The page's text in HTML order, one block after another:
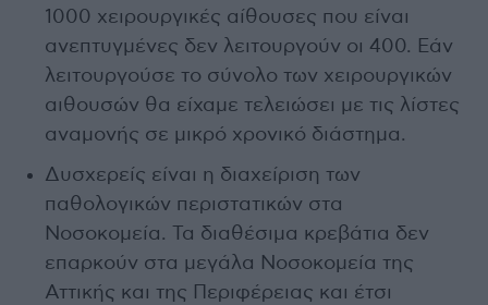
1000 χειρουργικές αίθουσες που είναι
ανεπτυγμένες δεν λειτουργούν οι 400. Εάν
λειτουργούσε το σύνολο των χειρουργικών
αιθουσών θα είχαμε τελειώσει με τις λίστες
αναμονής σε μικρό χρονικό διάστημα.
Δυσχερείς είναι η διαχείριση των
παθολογικών περιστατικών στα
Νοσοκομεία. Τα διαθέσιμα κρεβάτια δεν
επαρκούν στα μεγάλα Νοσοκομεία της
Αττικής και της Περιφέρειας και έτσι